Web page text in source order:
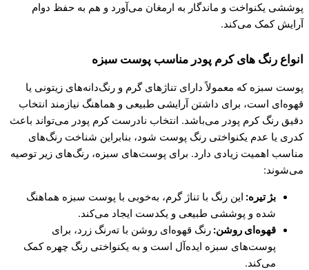
پوششی یکنواخت و ماندگار به ارمغان می‌آورد و هم به حفظ دوام
آرایش کمک می‌کند.
انواع رنگ های کرم پودر مناسب پوست سبزه
پوست سبزه که معمولاً دارای تناژهای گرم و رنگ‌دانه‌های زیتونی یا
قهوه‌ای است، برای داشتن آرایشی طبیعی و هماهنگ نیازمند انتخاب
دقیق رنگ کرم پودر می‌باشد. انتخاب نادرست کرم پودر می‌تواند باعث
کدری یا عدم یکنواختی رنگ پوست شود، بنابراین شناخت رنگ‌های
مناسب اهمیت زیادی دارد. برای پوست‌های سبزه، رنگ‌های زیر توصیه
می‌شوند:
بژ تیره:این رنگ با تناژ گرم، به‌خوبی با پوست سبزه هماهنگ
شده و پوششی طبیعی و یکدست ایجاد می‌کند.
قهوه‌ای روشن:رنگ قهوه‌ای روشن با ته‌رنگ زرد، برای
پوست‌های سبزه ایده‌آل است و به یکنواختی رنگ چهره کمک
می‌کند.